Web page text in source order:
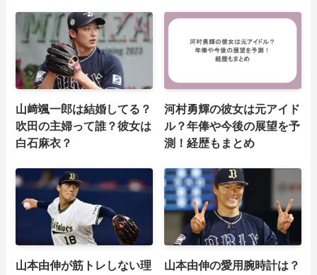
山﨑颯一郎は結婚してる？
吹田の主婦って誰？彼女は
白石麻衣？
河村勇輝の彼女は元アイド
ル？年俸や今後の展望を予
測！経歴もまとめ
山本由伸が筋トレしない理
山本由伸の愛用腕時計は？